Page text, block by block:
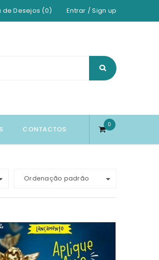
Entrar /Sign up
de Desejos (0)
CONTACTOS
0
Ordenação padrão